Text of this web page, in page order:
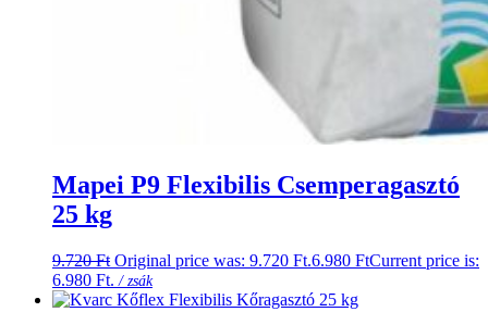
Mapei P9 Flexibilis Csemperagasztó
25 kg
9.720Ft Original price was: 9.720 Ft.6.980 FtCurrent price is:
6.980 Ft. / zsák